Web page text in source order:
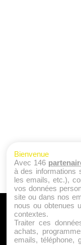
Bienvenue
Avec 146
à des informations
les emails, etc.),
vos données
site ou dans nos
nous ou obtenues
contextes.
Traiter ces
achats,
emails, téléphone,